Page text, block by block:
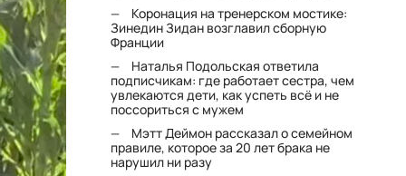
Коронация на тренерском мостике:
Зинедин Зидан возглавил сборную
Франции
Наталья Подольская ответила
подписчикам: где работает сестра, чем
увлекаются дети, как успеть всё и не
поссориться с мужем
Мэтт Деймон рассказал о семейном
правиле, которое за 20 лет брака не
нарушил ни разу